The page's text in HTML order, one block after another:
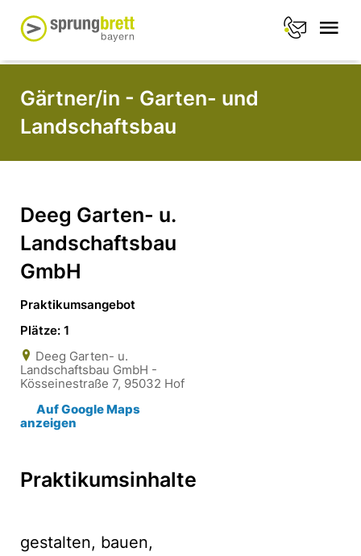
Gärtner/in - Garten- und
Landschaftsbau
Deeg Garten- u.
Landschaftsbau
GmbH
Praktikumsangebot
Plätze: 1
Deeg Garten- u.
Landschaftsbau GmbH -
Kösseinestraße 7, 95032 Hof
Auf Google Maps
anzeigen
Praktikumsinhalte
gestalten, bauen,